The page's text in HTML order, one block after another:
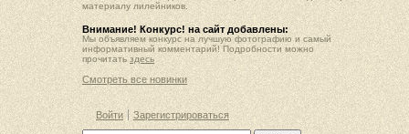
материалу лилейников.
Внимание! Конкурс! на сайт добавлены:
Мы объявляем конкурс на лучшую фотографию и самый
информативный комментарий! Подробности можно
прочитать здесь
Смотреть все новинки
Войти Зарегистрироваться